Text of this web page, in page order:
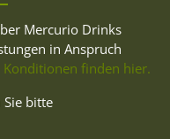
Mercurio Drinks
in Anspruch
Konditionen finden hier.
Sie bitte